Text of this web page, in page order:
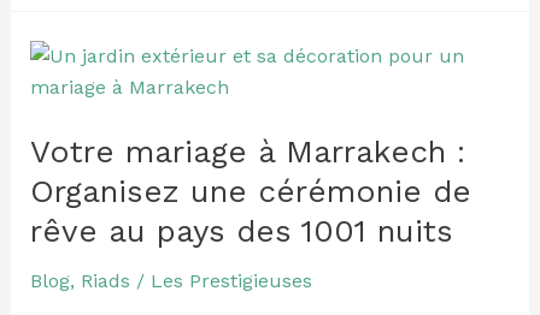
Votre mariage à Marrakech :
Organisez une cérémonie de
rêve au pays des 1001 nuits
Blog, Riads / Les Prestigieuses
Votre
mariage
Marrakech
Organisez
une
cérémonie